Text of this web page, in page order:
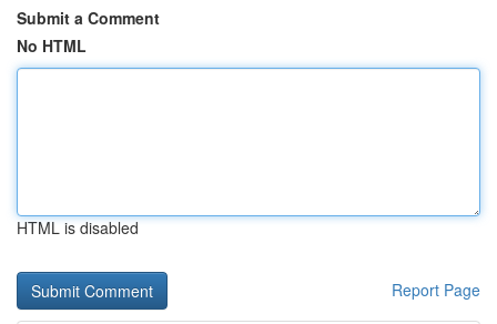
Submit a Comment
No HTML
HTML is disabled
Report Page